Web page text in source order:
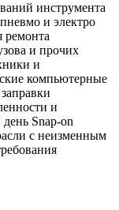
инструмента
и электро
ремонта
и прочих
и
компьютерные
и
Snap-on
с неизменным